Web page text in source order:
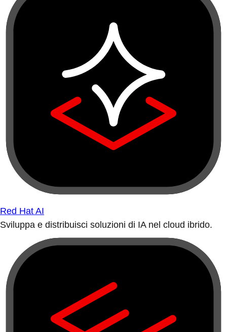
Red Hat AI
Sviluppa e distribuisci soluzioni di IA nel cloud ibrido.